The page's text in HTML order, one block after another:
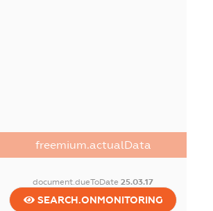
freemium.actualData
document.dueToDate25.03.17
SEARCH.ONMONITORING